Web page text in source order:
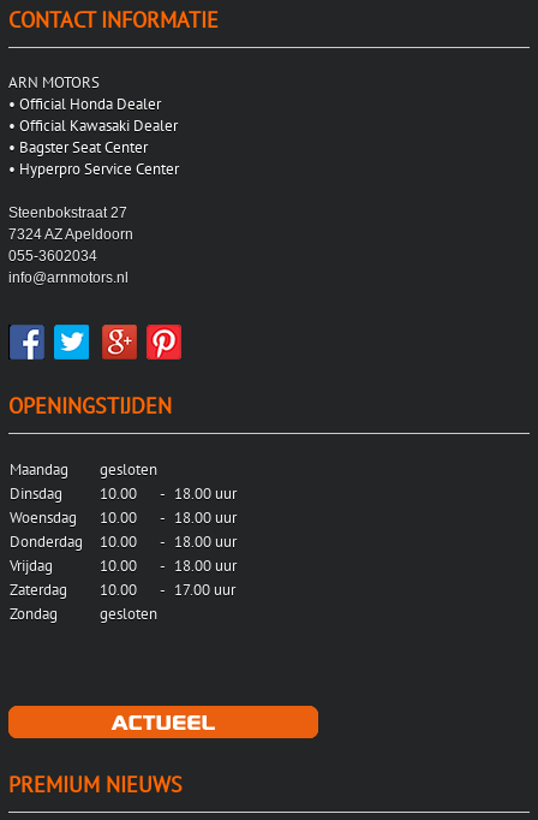
CONTACT INFORMATIE
ARN MOTORS
• Official Honda Dealer
• Official Kawasaki Dealer
• Bagster Seat Center
• Hyperpro Service Center
Steenbokstraat 27
7324 AZ Apeldoorn
055-3602034
info@arnmotors.nl
OPENINGSTIJDEN
Maandag
gesloten
Dinsdag
10.00 - 18.00 uur
Woensdag
10.00 - 18.00 uur
Donderdag
10.00 - 18.00 uur
Vrijdag
10.00 - 18.00 uur
Zaterdag
10.00 - 17.00 uur
Zondag
gesloten
PREMIUM NIEUWS